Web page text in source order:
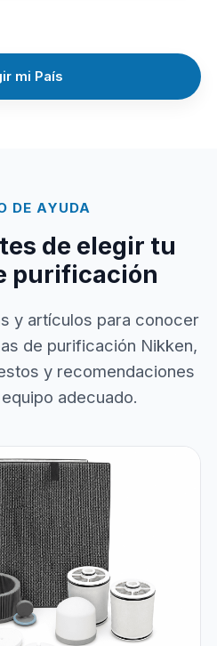
mi País
DE AYUDA
de elegir tu
purificación
y artículos para conocer
de purificación Nikken,
y recomendaciones
adecuado.